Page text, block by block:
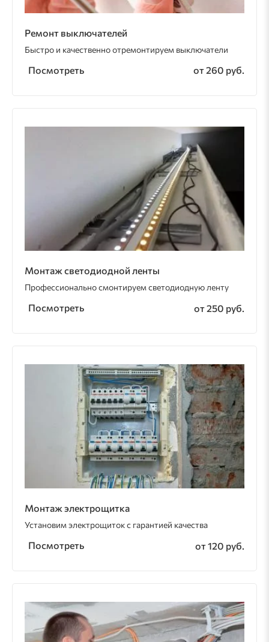
Ремонт выключателей
Быстро и качественно отремонтируем выключатели
Посмотреть от 260 руб.
Монтаж светодиодной ленты
Профессионально смонтируем светодиодную ленту
Посмотреть от 250 руб.
Монтаж электрощитка
Установим электрощиток с гарантией качества
Посмотреть от 120 руб.